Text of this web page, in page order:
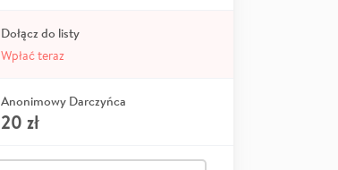
Dołącz do listy
Wpłać teraz
Anonimowy Darczyńca
20 zł